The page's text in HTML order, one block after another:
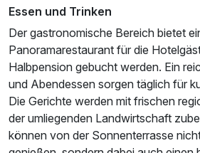
Ausstattung
Essen und Trinken
Der gastronomische Bereich bietet
Panoramarestaurant für die
Halbpension gebucht werden. Ein
und Abendessen sorgen täglich für
Die Gerichte werden mit frischen
der umliegenden Landwirtschaft
können von der Sonnenterrasse